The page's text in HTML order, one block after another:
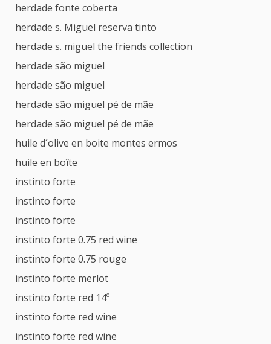
herdade fonte coberta
herdade s. Miguel reserva tinto
herdade s. miguel the friends collection
herdade são miguel
herdade são miguel
herdade são miguel pé de mãe
herdade são miguel pé de mãe
huile d´olive en boite montes ermos
huile en boîte
instinto forte
instinto forte
instinto forte
instinto forte 0.75 red wine
instinto forte 0.75 rouge
instinto forte merlot
instinto forte red 14º
instinto forte red wine
instinto forte red wine